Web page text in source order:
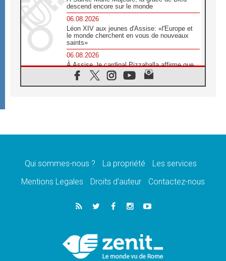
descend encore sur le monde
06.08.2026
Léon XIV aux jeunes d'Assise: «l'Europe et
le monde cherchent en vous de nouveaux
saints»
06.08.2026
À Assise, le cardinal Pizzaballa affirme que
«les chrétiens veulent la paix»
06.08.2026
message de paix et de dignité humaine»
«La visite du Pape en Uruguay renforcera
05.08.2026
Le nonce en Ukraine: «Il est inquiétant
Léon XIV au Pérou, une lueur d'espoir pour
un peuple en quête de paix
Qui sommes-nous ? La propriété
Les services
Mentions Legales
Droits d’auteur Contactez-nous